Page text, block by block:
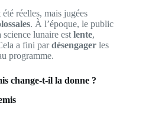
réelles, mais jugées
. À l’époque, le public
science lunaire est lente,
a fini pardésengager les
programme.
change-t-il la donne ?